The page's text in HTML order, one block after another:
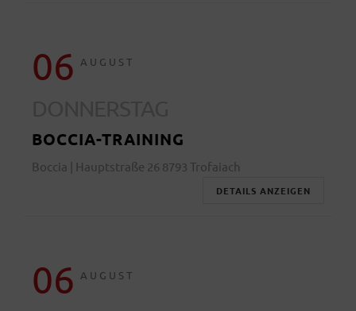
06 AUGUST
BOCCIA-TRAINING
Boccia | Hauptstraße 26 8793 Trofaiach
DETAILS ANZEIGEN
06 AUGUST